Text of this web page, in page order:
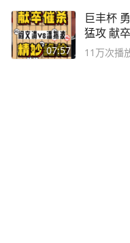
07:57
巨丰杯 勇弃双马 阎大师底线
猛攻 献卒催杀 潘大师精妙入
局
11万次播